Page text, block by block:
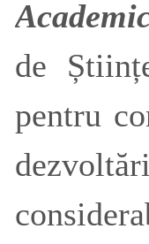
de
pentru